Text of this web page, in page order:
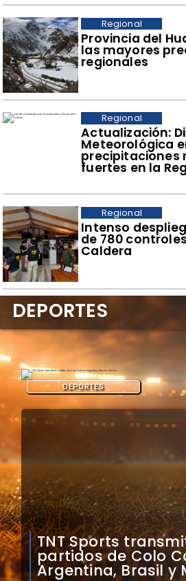
Provincia del
las mayores
regionales
Regional
Actualización:
Meteorológica
precipitaciones
fuertes en la
Regional
Intenso
de 780
Caldera
Regional
Mauricio Pinilla
Colo Colo con
Sudamérica
DEPORTES
DEPORTES